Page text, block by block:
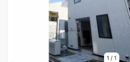
1 / 1